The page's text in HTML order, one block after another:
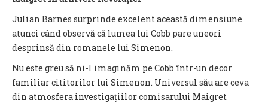
Julian Barnes surprinde excelent această dimensiune
atunci când observă că lumea lui Cobb pare uneori
desprinsă din romanele lui Simenon.
Nu este greu să ni-l imaginăm pe Cobb într-un decor
familiar cititorilor lui Simenon. Universul său are ceva
din atmosfera investigațiilor comisarului Maigret